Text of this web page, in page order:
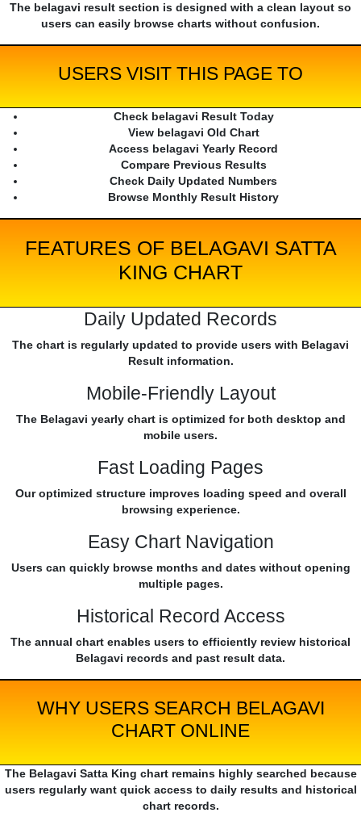
The belagavi result section is designed with a clean layout so
users can easily browse charts without confusion.
USERS VISIT THIS PAGE TO
Check belagavi Result Today
View belagavi Old Chart
Access belagavi Yearly Record
Compare Previous Results
Check Daily Updated Numbers
Browse Monthly Result History
FEATURES OF BELAGAVI SATTA
KING CHART
Daily Updated Records
The chart is regularly updated to provide users with Belagavi
Result information.
Mobile-Friendly Layout
The Belagavi yearly chart is optimized for both desktop and
mobile users.
Fast Loading Pages
Our optimized structure improves loading speed and overall
browsing experience.
Easy Chart Navigation
Users can quickly browse months and dates without opening
multiple pages.
Historical Record Access
The annual chart enables users to efficiently review historical
Belagavi records and past result data.
WHY USERS SEARCH BELAGAVI
CHART ONLINE
The Belagavi Satta King chart remains highly searched because
users regularly want quick access to daily results and historical
chart records.